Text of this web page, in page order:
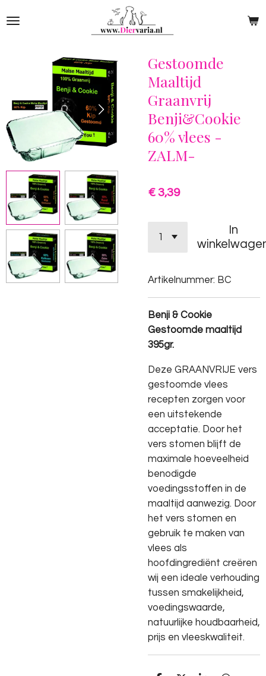
direct
hoofdinhoud
Gestoomde
Maaltijd
Graanvrij
Benji&Cookie
60% vlees -
ZALM-
€ 3,39
In
Artikelnummer: BC
Benji & Cookie
Gestoomde maaltijd
395gr.
Deze GRAANVRIJE vers
gestoomde vlees
recepten zorgen voor
een uitstekende
acceptatie. Door het
vers stomen blijft de
maximale hoeveelheid
benodigde
voedingsstoffen in de
maaltijd aanwezig. Door
het vers stomen en
gebruik te maken van
vlees als
hoofdingrediënt creëren
wij een ideale verhouding
tussen smakelijkheid,
voedingswaarde,
natuurlijke houdbaarheid,
prijs en vleeskwaliteit.